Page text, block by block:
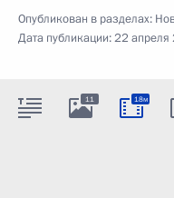
Опубликован в разделах:
Дата публикации:22 апреля
11 18м